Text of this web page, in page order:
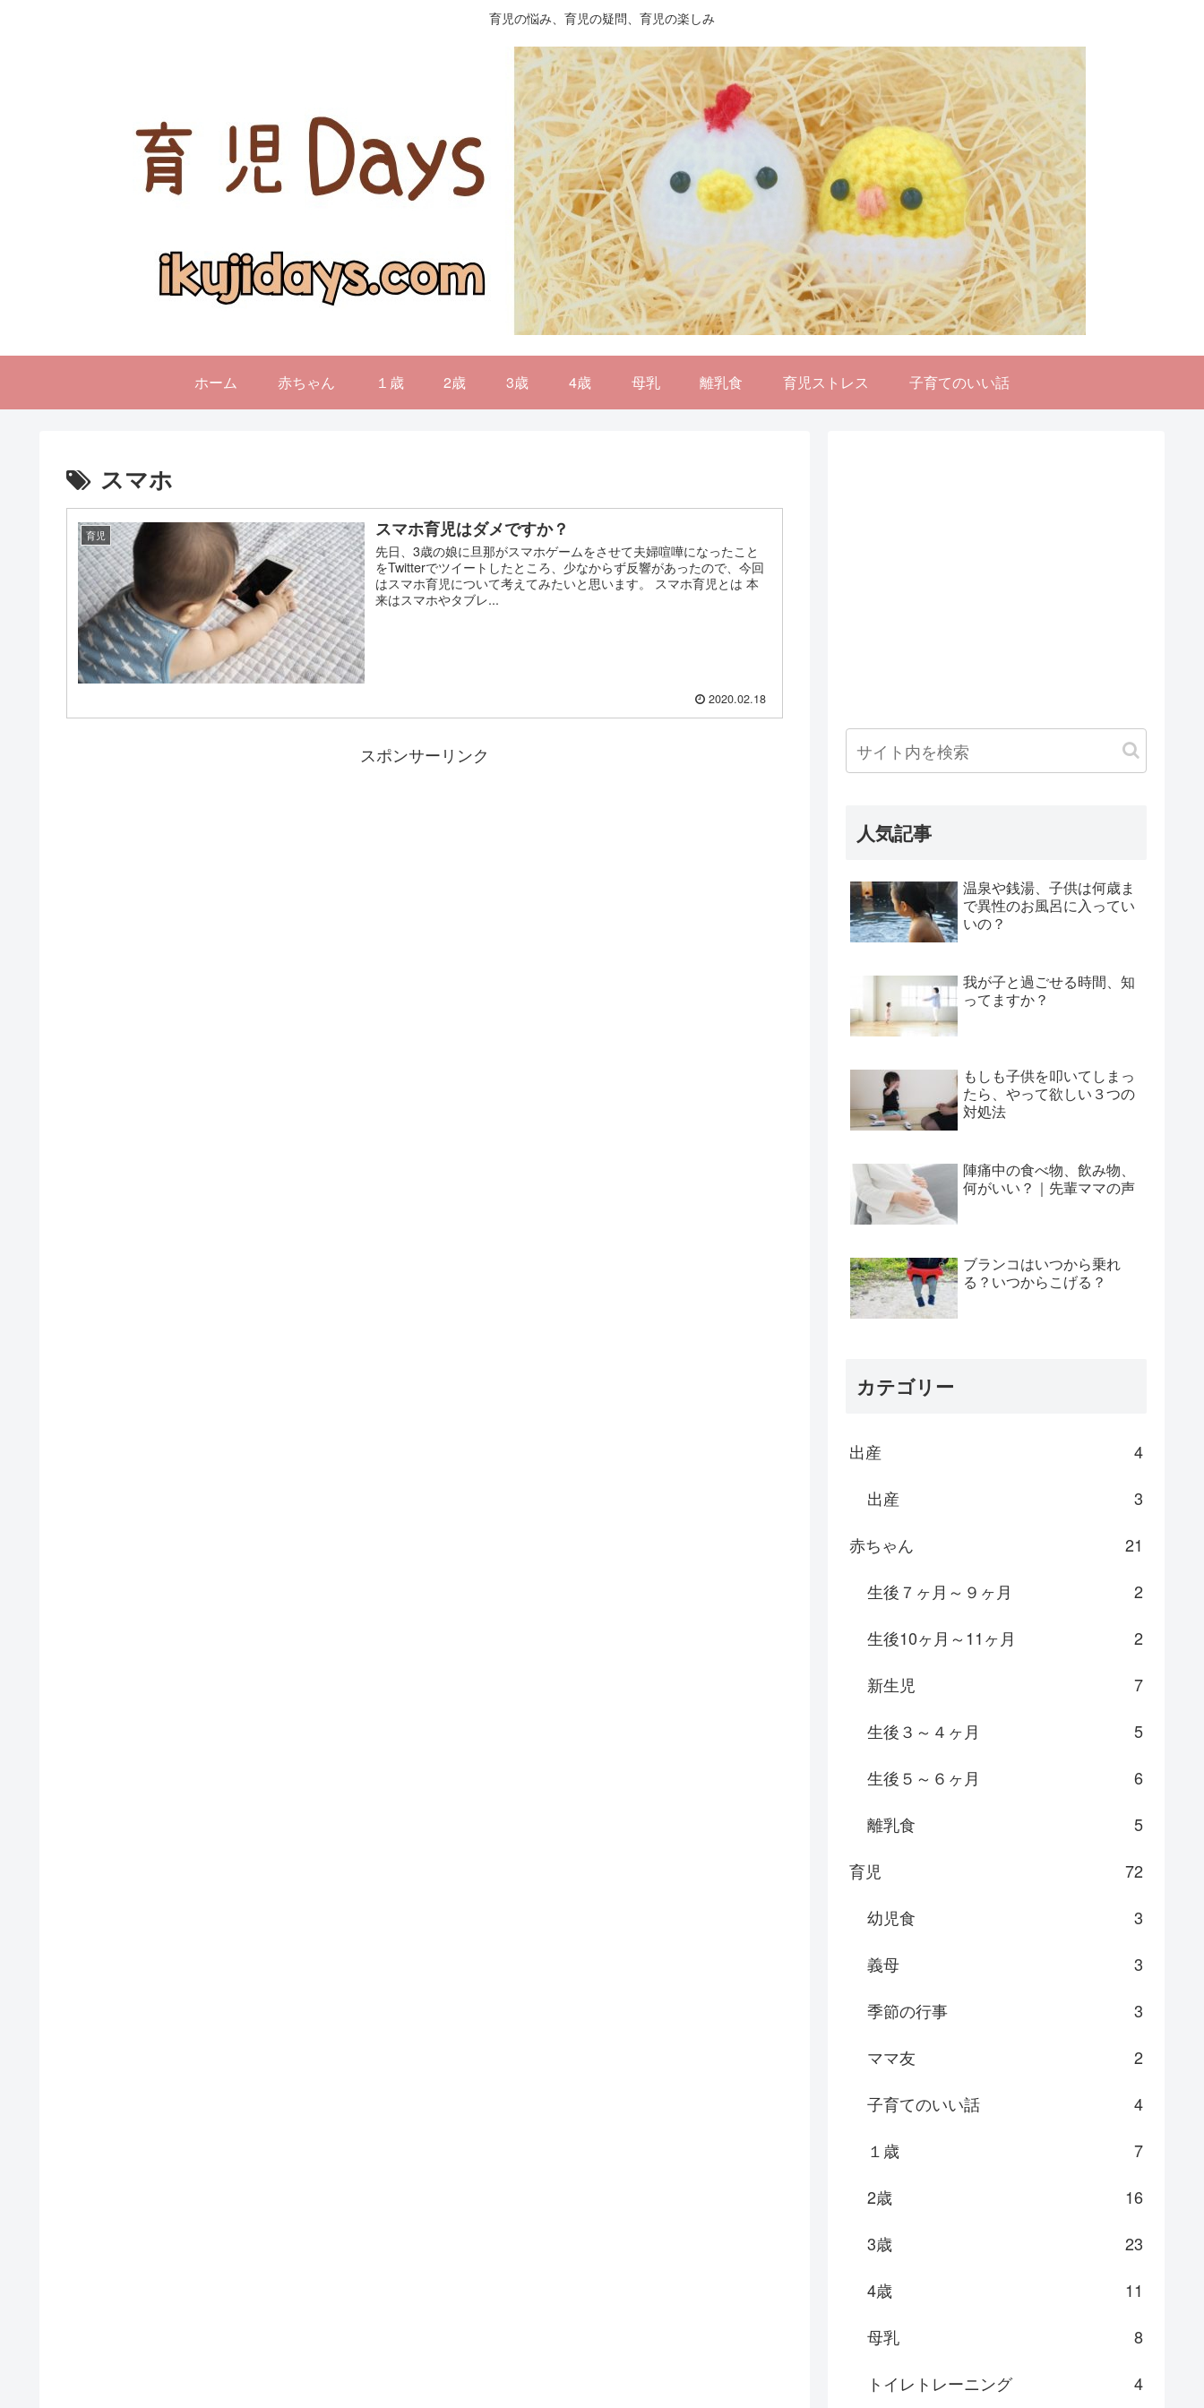
育児の悩み、育児の疑問、育児の楽しみ
ホーム 赤ちゃん １歳 2歳 3歳 4歳 母乳 離乳食 育児ストレス 子育てのいい話
スマホ
育児 スマホ育児はダメですか？
先日、3歳の娘に旦那がスマホゲームをさせて夫婦喧嘩になったこと
をTwitterでツイートしたところ、少なからず反響があったので、今回
はスマホ育児について考えてみたいと思います。 スマホ育児とは 本
来はスマホやタブレ...
2020.02.18
スポンサーリンク
人気記事
温泉や銭湯、子供は何歳ま
で異性のお風呂に入ってい
いの？
我が子と過ごせる時間、知
ってますか？
もしも子供を叩いてしまっ
たら、やって欲しい３つの
対処法
陣痛中の食べ物、飲み物、
何がいい？｜先輩ママの声
ブランコはいつから乗れ
る？いつからこげる？
カテゴリー
出産
4
出産
3
赤ちゃん
21
生後７ヶ月～９ヶ月
2
生後10ヶ月～11ヶ月
2
新生児
7
生後３～４ヶ月
5
生後５～６ヶ月
6
離乳食
5
育児
72
幼児食
3
義母
3
季節の行事
3
ママ友
2
子育てのいい話
4
１歳
7
2歳
16
3歳
23
4歳
11
母乳
8
トイレトレーニング
4